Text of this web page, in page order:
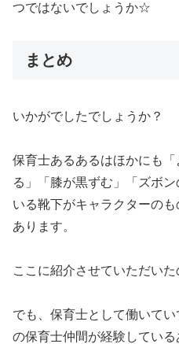
つではないでしょうか☆
まとめ
いかがでしたでしょうか？
保育士あるあるはほかにも
る」「膝が黒ずむ」「ズボ
いる靴下がキャラクターの
あります。
ここに紹介させていただいた
でも、保育士として働いて
の保育士仲間が経験している